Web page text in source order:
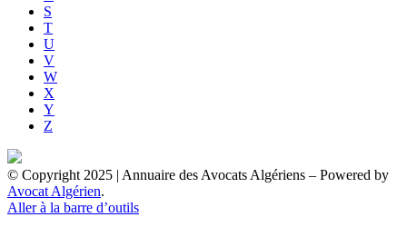
S
T
U
V
W
X
Y
Z
© Copyright 2025 | Annuaire des Avocats Algériens – Powered by
Avocat Algérien.
Aller à la barre d’outils